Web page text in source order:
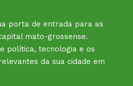
porta de entrada para as
mato-grossense.
política, tecnologia e os
da sua cidade em